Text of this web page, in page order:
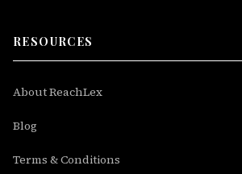
RESOURCES
About ReachLex
Blog
Terms & Conditions